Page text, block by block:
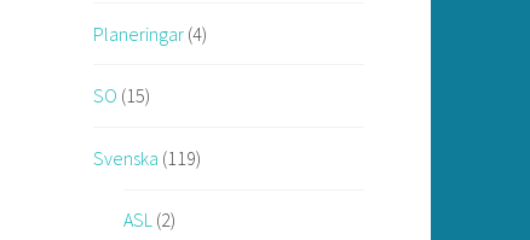
Planeringar(4)
SO (15)
Svenska (119)
ASL (2)